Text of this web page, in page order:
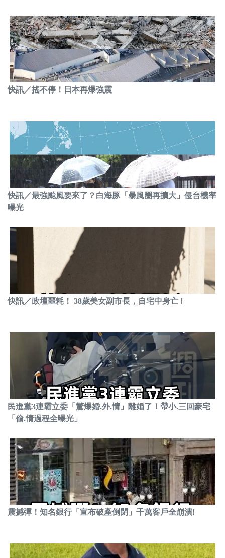
快訊／搖不停！日本再爆強震
快訊／最強颱風要來了？白海豚「暴風圈再擴大」侵台機率
曝光
快訊／政壇噩耗！ 38歲美女副市長，自宅中身亡 !
民進黨3連霸立委「驚爆婚.外.情」離婚了！帶小.三回豪宅
「偷.情過程全曝光」
震撼彈！知名銀行「宣布破產倒閉」千萬客戶全崩潰!